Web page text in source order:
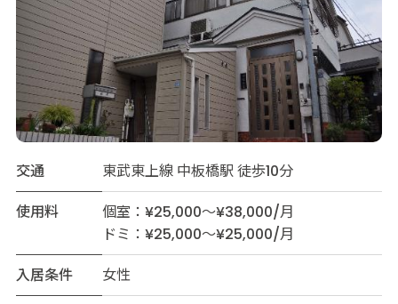
交通
東武東上線 中板橋駅 徒歩10分
使用料
個室：¥25,000～¥38,000/月
ドミ：¥25,000～¥25,000/月
入居条件
女性